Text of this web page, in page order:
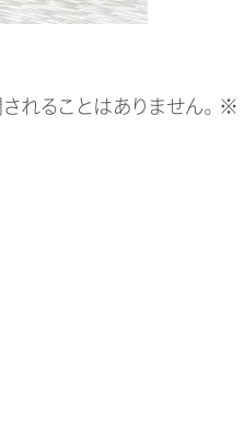
れることはありません。 ※